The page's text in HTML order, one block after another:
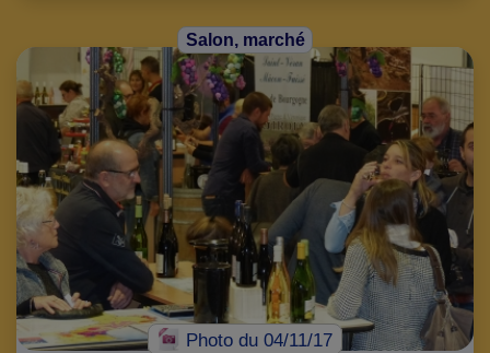
Salon, marché
Photodu 04/11/17